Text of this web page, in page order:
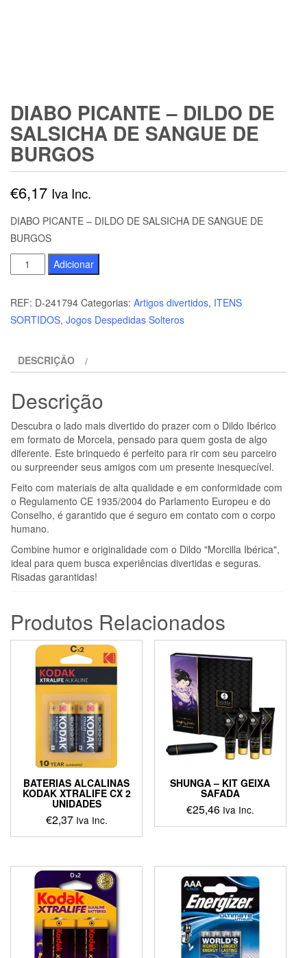
DIABO PICANTE – DILDO DE
SALSICHA DE SANGUE DE
BURGOS
€6,17 Iva Inc.
DIABO PICANTE – DILDO DE SALSICHA DE SANGUE DE
BURGOS
Quantidade
de
DIABO
PICANTE
DE
DE
DE
BURGOS
Adicionar
REF: D-241794 Categorias: Artigos divertidos, ITENS
SORTIDOS, Jogos Despedidas Solteros
DESCRIÇÃO
Descrição
Descubra o lado mais divertido do prazer com o Dildo Ibérico
em formato de Morcela, pensado para quem gosta de algo
diferente. Este brinquedo é perfeito para rir com seu parceiro
ou surpreender seus amigos com um presente inesquecível.
Feito com materiais de alta qualidade e em conformidade com
o Regulamento CE 1935/2004 do Parlamento Europeu e do
Conselho, é garantido que é seguro em contato com o corpo
humano.
Combine humor e originalidade com o Dildo "Morcilla Ibérica",
ideal para quem busca experiências divertidas e seguras.
Risadas garantidas!
Produtos Relacionados
BATERIAS ALCALINAS
KODAK XTRALIFE CX 2
UNIDADES
€2,37 Iva Inc.
SHUNGA – KIT GEIXA
SAFADA
€25,46 Iva Inc.